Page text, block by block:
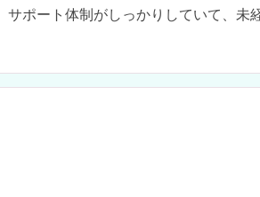
サポート体制がしっかりしていて、未